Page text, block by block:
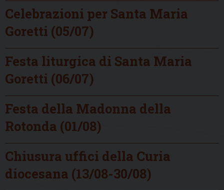
Celebrazioni per Santa Maria
Goretti (05/07)
Festa liturgica di Santa Maria
Goretti (06/07)
Festa della Madonna della
Rotonda (01/08)
Chiusura uffici della Curia
diocesana (13/08-30/08)